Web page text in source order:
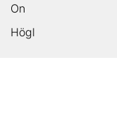
On
Högl